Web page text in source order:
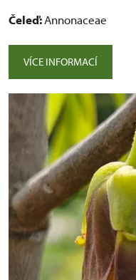
Čeleď:Annonaceae
VÍCE INFORMACÍ